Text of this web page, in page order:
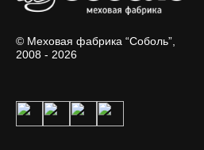
© Меховая фабрика “Соболь”,
2008 - 2026